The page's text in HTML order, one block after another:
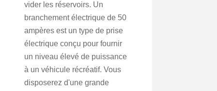
vider les réservoirs. Un
branchement électrique de 50
ampères est un type de prise
électrique conçu pour fournir
un niveau élevé de puissance
à un véhicule récréatif. Vous
disposerez d'une grande